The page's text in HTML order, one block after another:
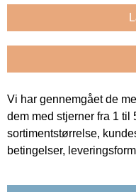
Vi har gennemgået de
dem med stjerner fra 1 til
sortimentstørrelse,
betingelser,